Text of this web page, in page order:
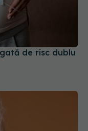
de risc dublu